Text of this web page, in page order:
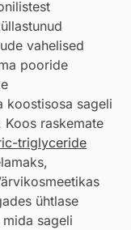
vahelised
pooride
koostisosa sageli
raskemate
triglyceride
ühtlase
sageli